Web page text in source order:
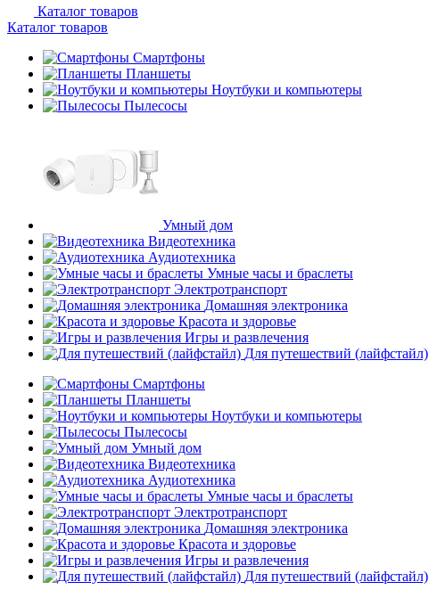
Каталог товаров
Каталог товаров
Смартфоны
Планшеты
Ноутбуки и компьютеры
Пылесосы
Умный дом
Видеотехника
Аудиотехника
Умные часы и браслеты
Электротранспорт
Домашняя электроника
Красота и здоровье
Игры и развлечения
Для путешествий (лайфстайл)
Смартфоны
Планшеты
Ноутбуки и компьютеры
Пылесосы
Умный дом
Видеотехника
Аудиотехника
Умные часы и браслеты
Электротранспорт
Домашняя электроника
Красота и здоровье
Игры и развлечения
Для путешествий (лайфстайл)